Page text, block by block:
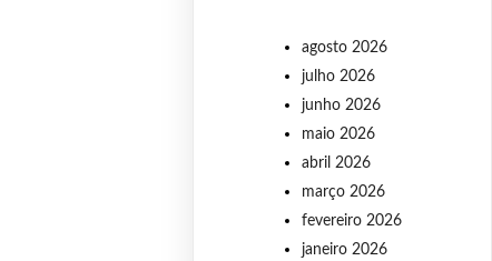
agosto 2026
julho 2026
junho 2026
maio 2026
abril 2026
março 2026
fevereiro 2026
janeiro 2026